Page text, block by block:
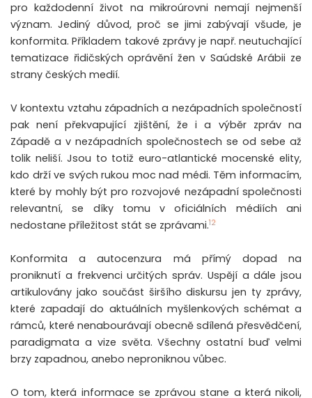
pro každodenní život na mikroúrovni nemají nejmenší
význam. Jediný důvod, proč se jimi zabývají všude, je
konformita. Příkladem takové zprávy je např. neutuchající
tematizace řidičských oprávění žen v Saúdské Arábii ze
strany českých medií.
V kontextu vztahu západních a nezápadních společností
pak není překvapující zjištění, že i a výběr zpráv na
Západě a v nezápadních společnostech se od sebe až
tolik neliší. Jsou to totiž euro-atlantické mocenské elity,
kdo drží ve svých rukou moc nad médi. Těm informacím,
které by mohly být pro rozvojové nezápadní společnosti
relevantní, se díky tomu v oficiálních médiích ani
nedostane příležitost stát se zprávami.12
Konformita a autocenzura má přímý dopad na
proniknutí a frekvenci určitých správ. Uspějí a dále jsou
artikulovány jako součást širšího diskursu jen ty zprávy,
které zapadají do aktuálních myšlenkových schémat a
rámců, které nenabourávají obecně sdílená přesvědčení,
paradigmata a vize světa. Všechny ostatní buď velmi
brzy zapadnou, anebo neproniknou vůbec.
O tom, která informace se zprávou stane a která nikoli,